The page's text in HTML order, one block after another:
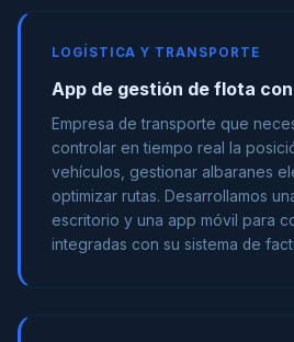
LOGÍSTICA Y TRANSPORTE
App de gestión de flota con
Empresa de transporte que
controlar en tiempo real la
vehículos, gestionar albaranes
optimizar rutas. Desarrollamos
escritorio y una app móvil para
integradas con su sistema de